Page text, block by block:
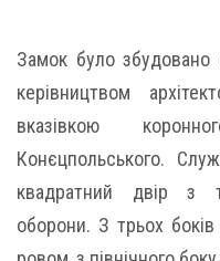
Замок було збудовано
керівництвом
вказівкою
Конєцпольського.
квадратний двір з
оборони. З трьох